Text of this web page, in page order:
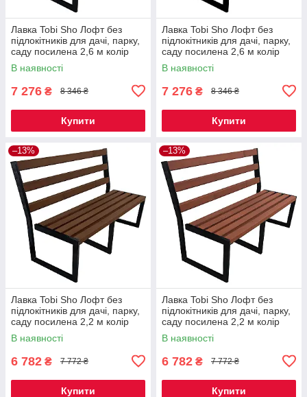
Лавка Tobi Sho Лофт без
підлокітників для дачі, парку,
саду посилена 2,6 м колір
горіх
В наявності
7 276 ₴ 8 346 ₴
Купити
Лавка Tobi Sho Лофт без
підлокітників для дачі, парку,
саду посилена 2,6 м колір
махагоній
В наявності
7 276 ₴ 8 346 ₴
Купити
–13%
Лавка Tobi Sho Лофт без
підлокітників для дачі, парку,
саду посилена 2,2 м колір
горіх
В наявності
6 782 ₴ 7 772 ₴
Купити
–13%
Лавка Tobi Sho Лофт без
підлокітників для дачі, парку,
саду посилена 2,2 м колір
черешня
В наявності
6 782 ₴ 7 772 ₴
Купити